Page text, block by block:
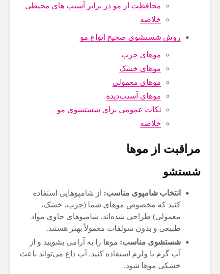
محافظت از مو در برابر آسیب های محیطی
خلاصه
روش شستشوی صحیح انواع مو
موهای چرب
موهای خشک
موهای معمولی
موهای آسیب‌دیده
نکات عمومی برای شستشوی مو
خلاصه
مراقبت از موها
شستشو
انتخاب شامپوی مناسب: از شامپوهایی استفاده
کنید که مخصوص موهای شما (چرب، خشک،
معمولی) طراحی شده‌اند. شامپوهای حاوی مواد
طبیعی و بدون سولفات معمولاً بهتر هستند.
شستشوی مناسب: موها را به آرامی بشویید و از
آب گرم یا ولرم استفاده کنید. آب داغ می‌تواند باعث
خشکی موها شود.